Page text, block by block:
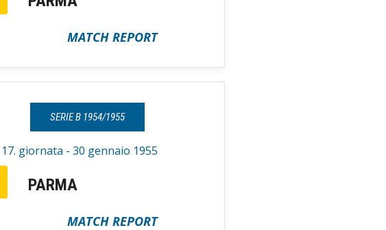
MATCH REPORT
SERIE B 1954/1955
17. giornata - 30 gennaio 1955
PARMA
MATCH REPORT